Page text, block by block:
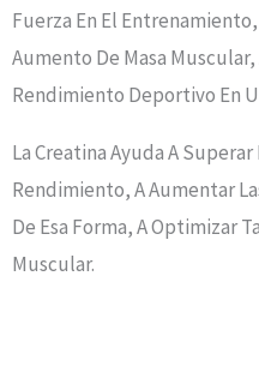
Fuerza En El
Aumento De Masa
Rendimiento Deportivo En
La Creatina Ayuda A
Rendimiento, A Aumentar
De Esa Forma, A Optimizar
Muscular.